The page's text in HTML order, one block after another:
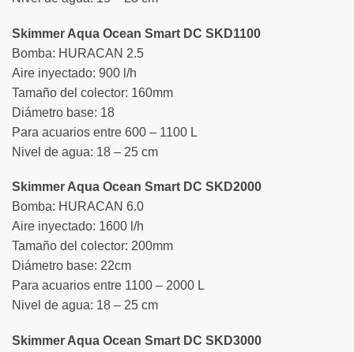
Skimmer Aqua Ocean Smart DC SKD1100
Bomba: HURACAN 2.5
Aire inyectado: 900 l/h
Tamaño del colector: 160mm
Diámetro base: 18
Para acuarios entre 600 – 1100 L
Nivel de agua: 18 – 25 cm
Skimmer Aqua Ocean Smart DC SKD2000
Bomba: HURACAN 6.0
Aire inyectado: 1600 l/h
Tamaño del colector: 200mm
Diámetro base: 22cm
Para acuarios entre 1100 – 2000 L
Nivel de agua: 18 – 25 cm
Skimmer Aqua Ocean Smart DC SKD3000